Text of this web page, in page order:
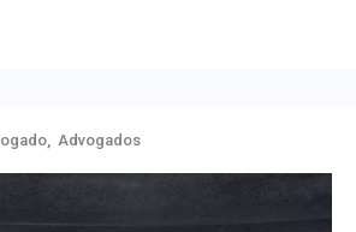
Advogados